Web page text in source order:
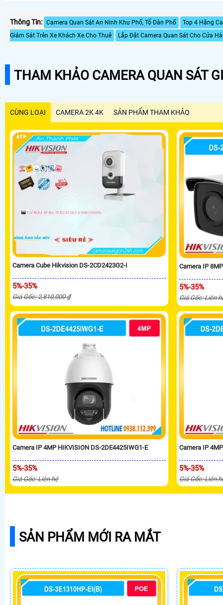
Thông Tin: Camera Quan Sát An Ninh Khu Phố, Tổ Dân Phố Top 4 Hãng
Giám Sát Trên Xe Khách Xe Cho Thuê
Lắp Đặt Camera Quan Sát Cho Cửa
THAM KHẢO CAMERA QUAN SÁT
CÙNG LOẠI CAMERA 2K 4K SẢN PHẨM THAM KHẢO
Camera Cube Hikvision DS-2CD2423G2-I
5%-35%
Giá Gốc: 2,810,000 ₫
Camera IP
5%-35%
Giá Gốc: Liên
Camera IP 4MP HIKVISION DS-2DE4425IWG1-E
5%-35%
Giá Gốc: Liên hệ
Camera IP
5%-35%
Giá Gốc: Liên
SẢN PHẨM MỚI RA MẮT